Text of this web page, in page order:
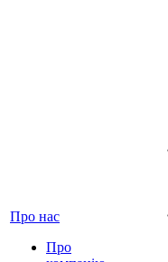
Про нас
Про